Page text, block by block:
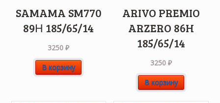
SAMAMA SM770
89Н 185/65/14
3250₽
В корзину
ARIVO PREMIO
ARZERO 86H
185/65/14
3250 ₽
В корзину